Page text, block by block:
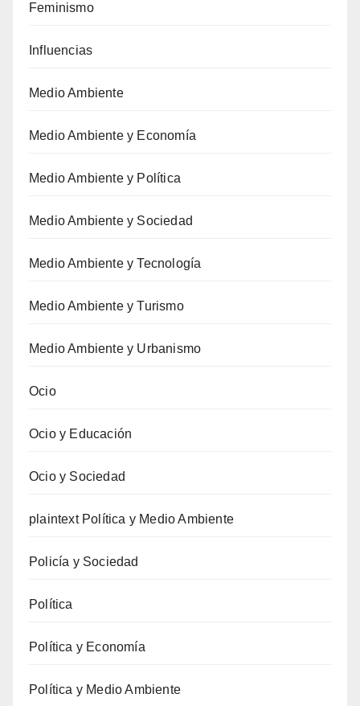
Feminismo
Influencias
Medio Ambiente
Medio Ambiente y Economía
Medio Ambiente y Política
Medio Ambiente y Sociedad
Medio Ambiente y Tecnología
Medio Ambiente y Turismo
Medio Ambiente y Urbanismo
Ocio
Ocio y Educación
Ocio y Sociedad
plaintext Política y Medio Ambiente
Policía y Sociedad
Política
Política y Economía
Política y Medio Ambiente